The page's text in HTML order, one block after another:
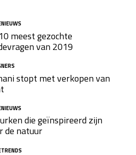
meest gezochte
van 2019
stopt met verkopen van
die geïnspireerd zijn
de natuur